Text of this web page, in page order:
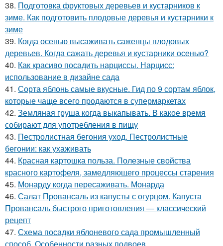
38. Подготовка фруктовых деревьев и кустарников к
зиме. Как подготовить плодовые деревья и кустарники к
зиме
39. Когда осенью высаживать саженцы плодовых
деревьев. Когда сажать деревья и кустарники осенью?
40. Как красиво посадить нарциссы. Нарцисс:
использование в дизайне сада
41. Сорта яблонь самые вкусные. Гид по 9 сортам яблок,
которые чаще всего продаются в супермаркетах
42. Земляная груша когда выкапывать. В какое время
собирают для употребления в пищу
43. Пестролистная бегония уход. Пестролистные
бегонии: как ухаживать
44. Красная картошка польза. Полезные свойства
красного картофеля, замедляющего процессы старения
45. Монарду когда пересаживать. Монарда
46. Салат Провансаль из капусты с огурцом. Капуста
Провансаль быстрого приготовления — классический
рецепт
47. Схема посадки яблоневого сада промышленный